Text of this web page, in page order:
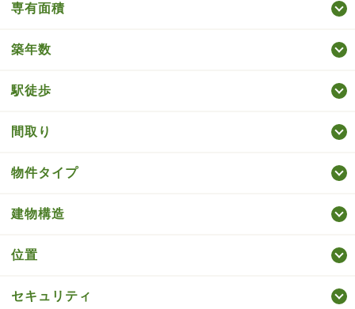
専有面積
築年数
駅徒歩
間取り
物件タイプ
建物構造
位置
セキュリティ